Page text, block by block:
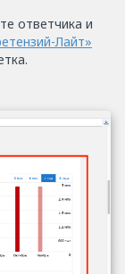
ответчика и
Лайт»